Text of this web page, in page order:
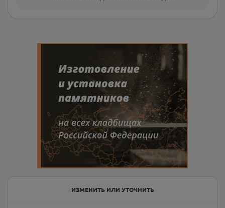
ИЗМЕНИТЬ ИЛИ УТОЧНИТЬ